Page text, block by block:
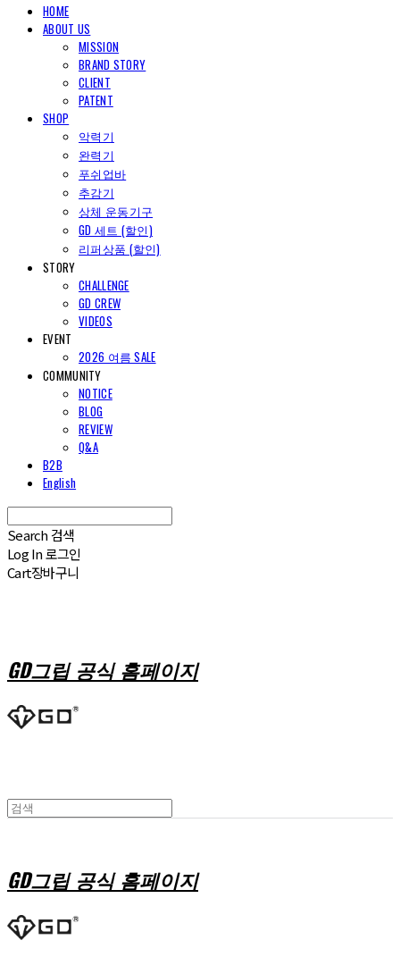
HOME
ABOUT US
MISSION
BRAND STORY
CLIENT
PATENT
SHOP
악력기
완력기
푸쉬업바
추감기
상체 운동기구
GD 세트 (할인)
리퍼상품 (할인)
STORY
CHALLENGE
GD CREW
VIDEOS
EVENT
2026 여름 SALE
COMMUNITY
NOTICE
BLOG
REVIEW
Q&A
B2B
English
Search 검색
Log In로그인
Cart장바구니
GD그립 공식 홈페이지
GD그립 공식 홈페이지